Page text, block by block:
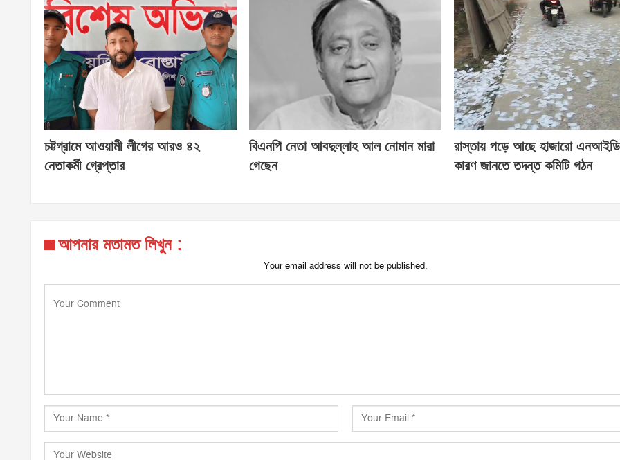
চট্টগ্রামে আওয়ামী লীগের আরও ৪২
নেতাকর্মী গ্রেপ্তার
বিএনপি নেতা আবদুল্লাহ আল নোমান মারা
গেছেন
রাস্তায় পড়ে আছে হাজারো এনআইডি
কারণ জানতে তদন্ত কমিটি গঠন
আপনার মতামত লিখুন :
Your email address will not be published.